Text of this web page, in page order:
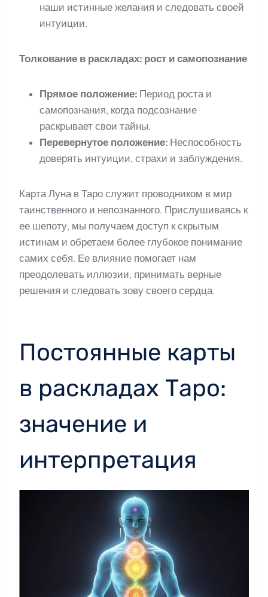
наши истинные желания и следовать своей
интуиции.
Толкование в раскладах: рост и самопознание
Прямое положение: Период роста и
самопознания, когда подсознание
раскрывает свои тайны.
Перевернутое положение: Неспособность
доверять интуиции, страхи и заблуждения.
Карта Луна в Таро служит проводником в мир
таинственного и непознанного. Прислушиваясь к
ее шепоту, мы получаем доступ к скрытым
истинам и обретаем более глубокое понимание
самих себя. Ее влияние помогает нам
преодолевать иллюзии, принимать верные
решения и следовать зову своего сердца.
Постоянные карты
в раскладах Таро:
значение и
интерпретация